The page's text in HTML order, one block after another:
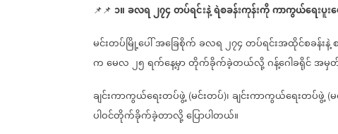
📌📌 ၁။ခလရ၂၇၄တပ်ရင်းနဲ့ရဲစခန်းကုန်းကိုကာကွယ်ရေးပူး
မင်းတပ်မြို့ပေါ်အခြေစိုက်ခလရ၂၇၄တပ်ရင်းအထိုင်စခန်းနဲ့
ကမေလ၂၅ရက်နေ့မှာတိုက်ခိုက်ခဲ့တယ်လို့ဂန့်ဂေါခရိုင်အမှ
ချင်းကာကွယ်ရေးတပ်ဖွဲ့ (မင်းတပ်)၊ချင်းကာကွယ်ရေးတပ်ဖွဲ့ (
ပါဝင်တိုက်ခိုက်ခဲ့တာလို့ပြောပါတယ်။